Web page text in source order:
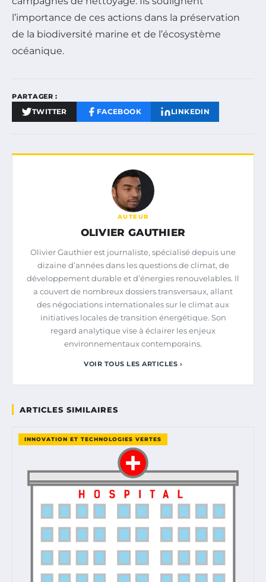
l’importance de ces actions dans la préservation
de la biodiversité marine et de l’écosystème
océanique.
PARTAGER :
TWITTER FACEBOOK LINKEDIN
AUTEUR
OLIVIER GAUTHIER
Olivier Gauthier est journaliste, spécialisé depuis une
dizaine d’années dans les questions de climat, de
développement durable et d’énergies renouvelables. Il
a couvert de nombreux dossiers transversaux, allant
des négociations internationales sur le climat aux
initiatives locales de transition énergétique. Son
regard analytique vise à éclairer les enjeux
environnementaux contemporains.
VOIR TOUS LES ARTICLES ›
ARTICLES SIMILAIRES
INNOVATION ET TECHNOLOGIES VERTES